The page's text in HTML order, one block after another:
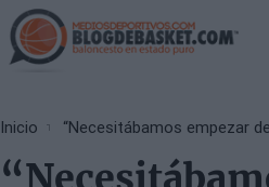
Skip
to
main
Breadcrumb
Inicio